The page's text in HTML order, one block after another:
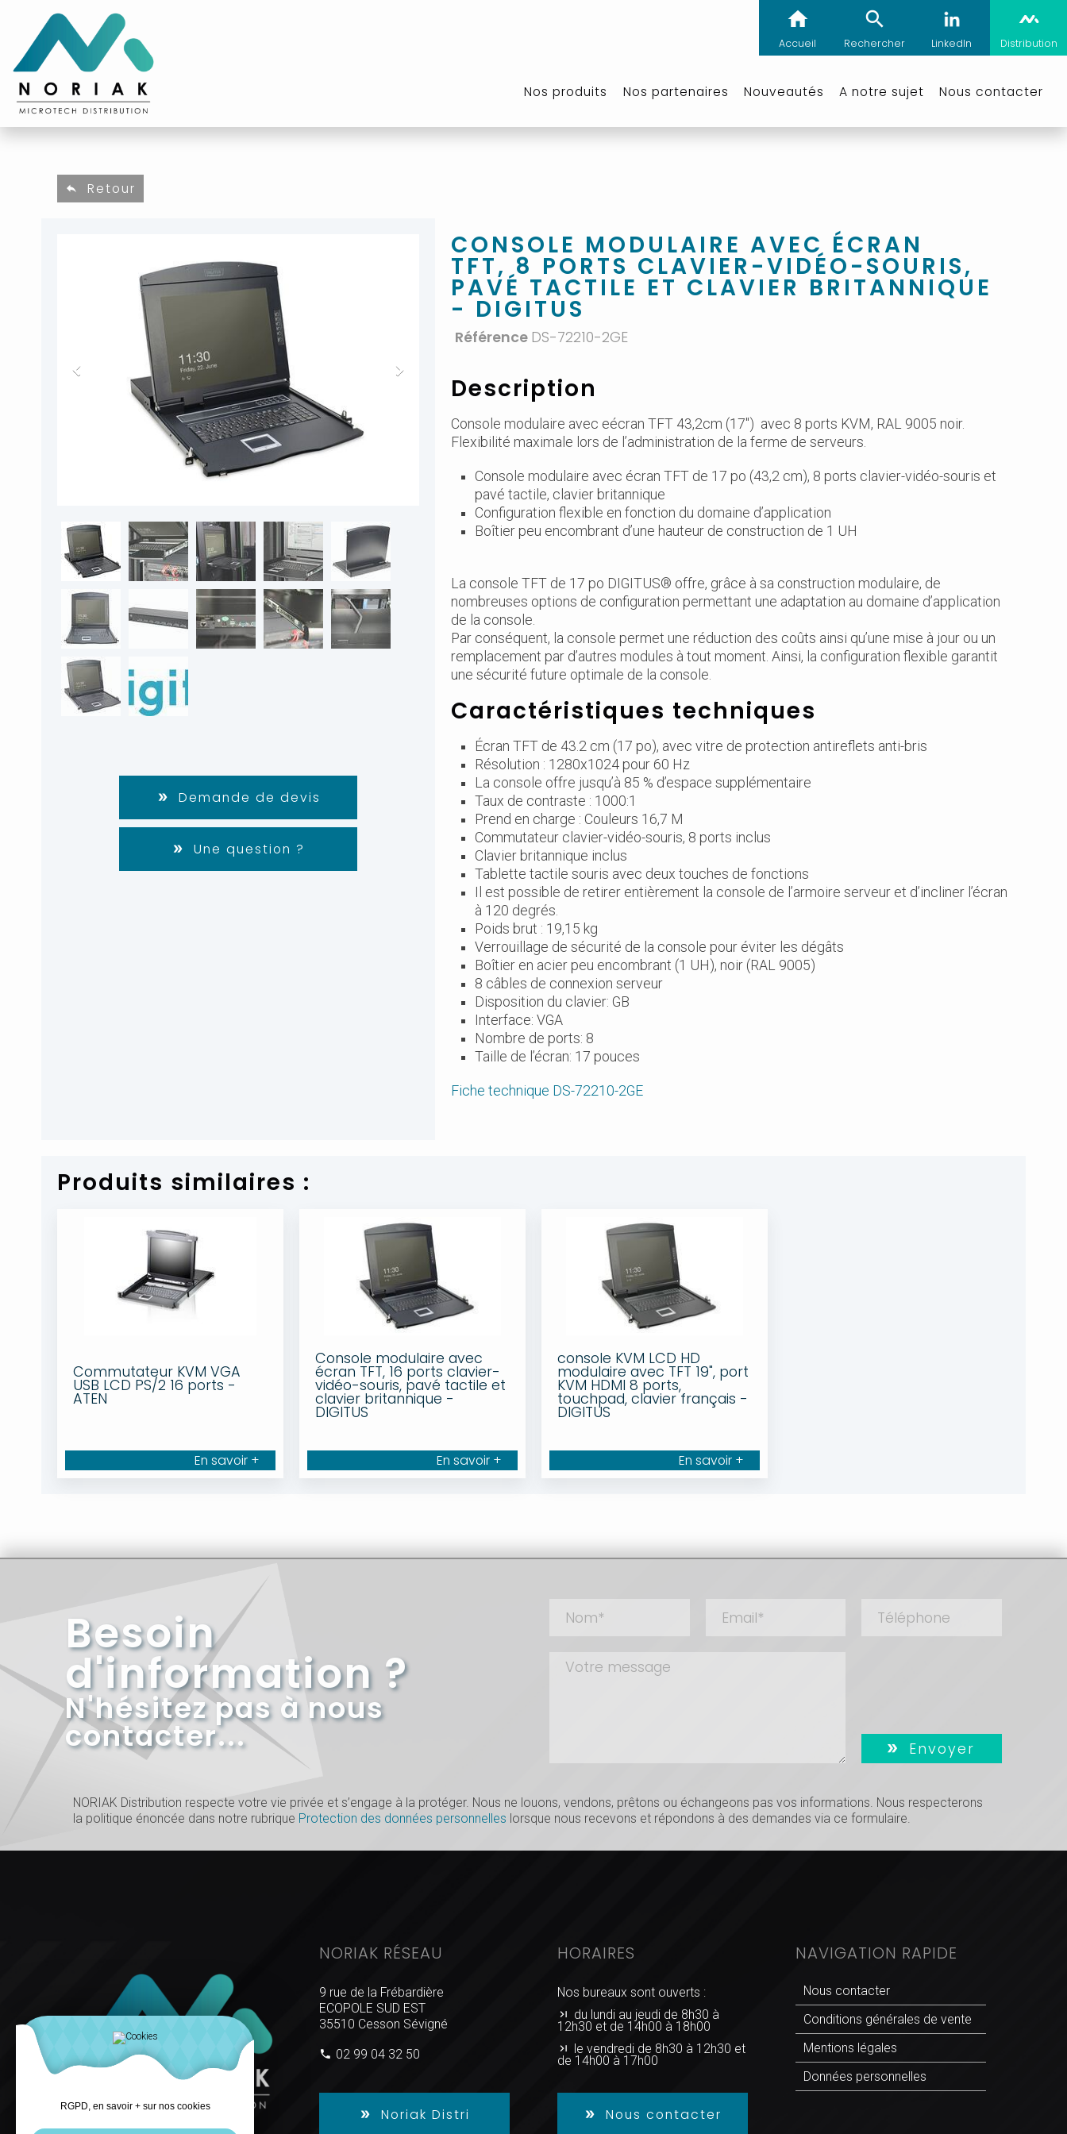
Accueil Rechercher LinkedIn Distribution
Nos produits Nos partenaires Nouveautés A notre sujet Nous contacter
Retour
Demande de devis
Une question ?
CONSOLE MODULAIRE AVEC ÉCRAN
TFT, 8 PORTS CLAVIER-VIDÉO-SOURIS,
PAVÉ TACTILE ET CLAVIER BRITANNIQUE
- DIGITUS
Référence DS-72210-2GE
Description
Console modulaire avec eécran TFT 43,2cm (17") avec 8 ports KVM, RAL 9005 noir.
Flexibilité maximale lors de l’administration de la ferme de serveurs.
Console modulaire avec écran TFT de 17 po (43,2 cm), 8 ports clavier-vidéo-souris et
pavé tactile, clavier britannique
Configuration flexible en fonction du domaine d’application
Boîtier peu encombrant d’une hauteur de construction de 1 UH
La console TFT de 17 po DIGITUS® offre, grâce à sa construction modulaire, de
nombreuses options de configuration permettant une adaptation au domaine d’application
de la console.
Par conséquent, la console permet une réduction des coûts ainsi qu’une mise à jour ou un
remplacement par d’autres modules à tout moment. Ainsi, la configuration flexible garantit
une sécurité future optimale de la console.
Caractéristiques techniques
Écran TFT de 43.2 cm (17 po), avec vitre de protection antireflets anti-bris
Résolution : 1280x1024 pour 60 Hz
La console offre jusqu’à 85 % d’espace supplémentaire
Taux de contraste : 1000:1
Prend en charge : Couleurs 16,7 M
Commutateur clavier-vidéo-souris, 8 ports inclus
Clavier britannique inclus
Tablette tactile souris avec deux touches de fonctions
Il est possible de retirer entièrement la console de l’armoire serveur et d’incliner l’écran
à 120 degrés.
Poids brut : 19,15 kg
Verrouillage de sécurité de la console pour éviter les dégâts
Boîtier en acier peu encombrant (1 UH), noir (RAL 9005)
8 câbles de connexion serveur
Disposition du clavier: GB
Interface: VGA
Nombre de ports: 8
Taille de l’écran: 17 pouces
Fiche technique DS-72210-2GE
Produits similaires :
Commutateur KVM VGA
USB LCD PS/2 16 ports -
ATEN
En savoir +
Console modulaire avec
écran TFT, 16 ports clavier-
vidéo-souris, pavé tactile et
clavier britannique -
DIGITUS
En savoir +
console KVM LCD HD
modulaire avec TFT 19", port
KVM HDMI 8 ports,
touchpad, clavier français -
DIGITUS
En savoir +
Besoin
d'information ?
N'hésitez pas à nous
contacter... Envoyer
NORIAK Distribution respecte votre vie privée et s’engage à la protéger. Nous ne louons, vendons, prêtons ou échangeons pas vos informations. Nous respecterons
la politique énoncée dans notre rubrique Protection des données personnelles lorsque nous recevons et répondons à des demandes via ce formulaire.
NORIAK RÉSEAU
9 rue de la Frébardière
ECOPOLE SUD EST
35510 Cesson Sévigné
02 99 04 32 50
Noriak Distri
HORAIRES
Nos bureaux sont ouverts :
du lundi au jeudi de 8h30 à
12h30 et de 14h00 à 18h00
le vendredi de 8h30 à 12h30 et
de 14h00 à 17h00
Nous contacter
NAVIGATION RAPIDE
Nous contacter
Conditions générales de vente
Mentions légales
Données personnelles
RGPD, en savoir + sur nos cookies